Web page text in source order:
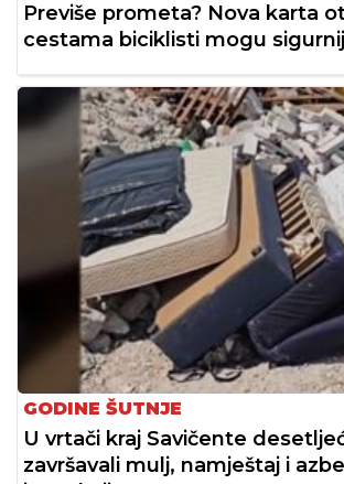
Previše prometa? Nova karta
cestama biciklisti mogu
GODINE ŠUTNJE
U vrtači kraj Savičente
završavali mulj, namještaj i